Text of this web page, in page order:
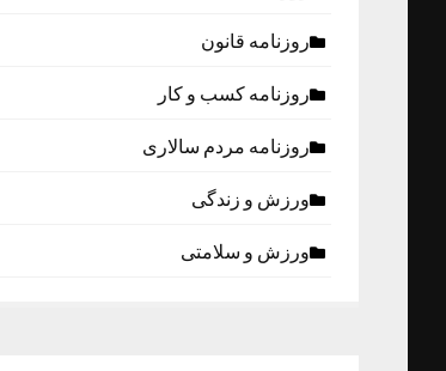
روزنامه قانون
روزنامه كسب و كار
روزنامه مردم سالاری
ورزش و زندگی
ورزش و سلامتی